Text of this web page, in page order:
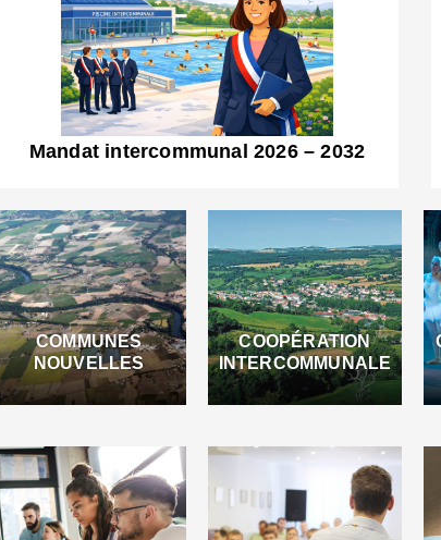
Mandat intercommunal 2026 – 2032
COMMUNES
NOUVELLES
COOPÉRATION
INTERCOMMUNALE